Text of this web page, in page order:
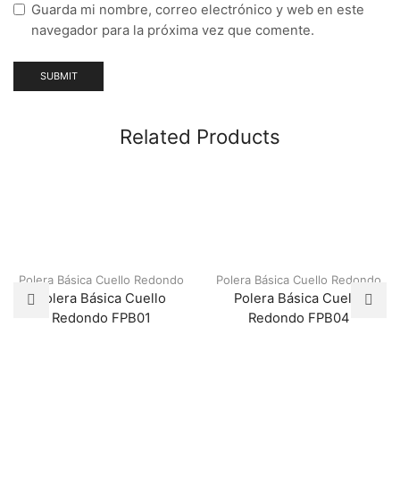
Guarda mi nombre, correo electrónico y web en este
navegador para la próxima vez que comente.
Related Products
Polera Básica Cuello Redondo
Polera Básica Cuello
Redondo FPB01
Polera Básica Cuello Redondo
Polera Básica Cuello
Redondo FPB04